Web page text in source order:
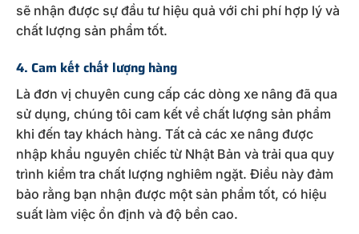
sẽ nhận được sự đầu tư hiệu quả với chi phí hợp lý và
chất lượng sản phẩm tốt.
4. Cam kết chất lượng hàng
Là đơn vị chuyên cung cấp các dòng xe nâng đã qua
sử dụng, chúng tôi cam kết về chất lượng sản phẩm
khi đến tay khách hàng. Tất cả các xe nâng được
nhập khẩu nguyên chiếc từ Nhật Bản và trải qua quy
trình kiểm tra chất lượng nghiêm ngặt. Điều này đảm
bảo rằng bạn nhận được một sản phẩm tốt, có hiệu
suất làm việc ổn định và độ bền cao.